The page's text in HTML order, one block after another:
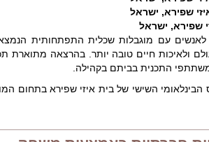
שפירא, ישראל
שפירא, ישראל
לאנשים עם מוגבלות שכלית התפתחותית
ולאיכות חיים טובה יותר. בהרצאה מתוארת
התכנית בביתם בקהילה.
השישי של בית איזי שפירא בתחום